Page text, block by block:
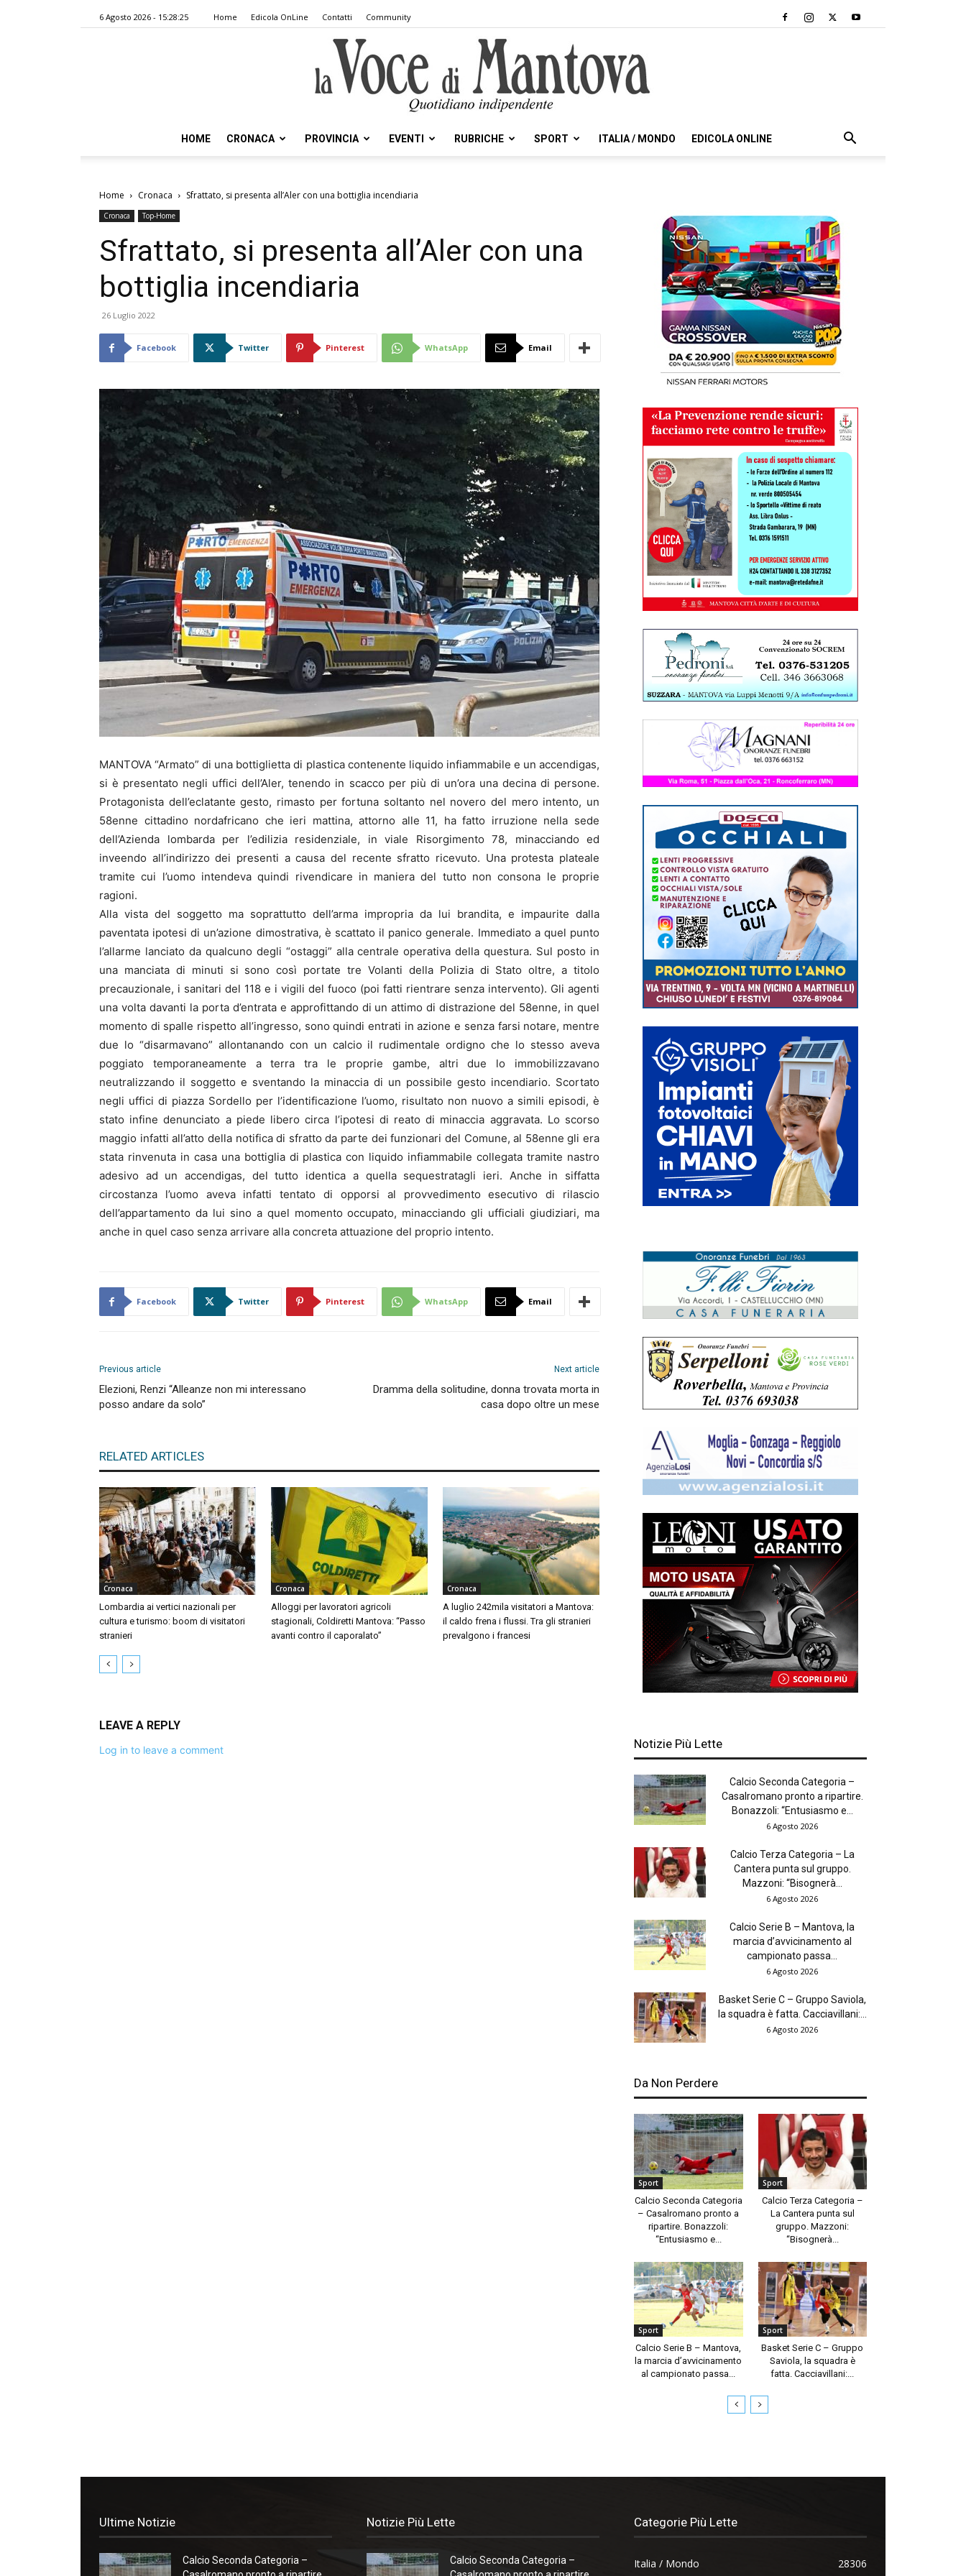
6 Agosto 2026 - 15:28:25 Home Edicola OnLine Contatti Community
Voce
Mantova
HOME CRONACA PROVINCIA EVENTI RUBRICHE SPORT ITALIA / MONDO EDICOLA ONLINE
Home Cronaca Sfrattato, si presenta all’Aler con una bottiglia incendiaria
Cronaca Top-Home
Sfrattato, si presenta all’Aler con una
bottiglia incendiaria
26 Luglio 2022
Facebook Twitter Pinterest WhatsApp Email
MANTOVA “Armato” di una bottiglietta di plastica contenente liquido infiammabile e un accendigas,
si è presentato negli uffici dell’Aler, tenendo in scacco per più di un’ora una decina di persone.
Protagonista dell’eclatante gesto, rimasto per fortuna soltanto nel novero del mero intento, un
58enne cittadino nordafricano che ieri mattina, attorno alle 11, ha fatto irruzione nella sede
dell’Azienda lombarda per l’edilizia residenziale, in viale Risorgimento 78, minacciando ed
inveendo all’indirizzo dei presenti a causa del recente sfratto ricevuto. Una protesta plateale
tramite cui l’uomo intendeva quindi rivendicare in maniera del tutto non consona le proprie
ragioni.
Alla vista del soggetto ma soprattutto dell’arma impropria da lui brandita, e impaurite dalla
paventata ipotesi di un’azione dimostrativa, è scattato il panico generale. Immediato a quel punto
l’allarme lanciato da qualcuno degli “ostaggi” alla centrale operativa della questura. Sul posto in
una manciata di minuti si sono così portate tre Volanti della Polizia di Stato oltre, a titolo
precauzionale, i sanitari del 118 e i vigili del fuoco (poi fatti rientrare senza intervento). Gli agenti
una volta davanti la porta d’entrata e approfittando di un attimo di distrazione del 58enne, in quel
momento di spalle rispetto all’ingresso, sono quindi entrati in azione e senza farsi notare, mentre
due lo “disarmavano” allontanando con un calcio il rudimentale ordigno che lo stesso aveva
poggiato temporaneamente a terra tra le proprie gambe, altri due lo immobilizzavano
neutralizzando il soggetto e sventando la minaccia di un possibile gesto incendiario. Scortato
negli uffici di piazza Sordello per l’identificazione l’uomo, risultato non nuovo a simili episodi, è
stato infine denunciato a piede libero circa l’ipotesi di reato di minaccia aggravata. Lo scorso
maggio infatti all’atto della notifica di sfratto da parte dei funzionari del Comune, al 58enne gli era
stata rinvenuta in casa una bottiglia di plastica con liquido infiammabile collegata tramite nastro
adesivo ad un accendigas, del tutto identica a quella sequestratagli ieri. Anche in siffatta
circostanza l’uomo aveva infatti tentato di opporsi al provvedimento esecutivo di rilascio
dell’appartamento da lui sino a quel momento occupato, minacciando gli ufficiali giudiziari, ma
anche in quel caso senza arrivare alla concreta attuazione del proprio intento.
Facebook Twitter Pinterest WhatsApp Email
Previous article
Elezioni, Renzi “Alleanze non mi interessano
posso andare da solo”
Next article
Dramma della solitudine, donna trovata morta in
casa dopo oltre un mese
RELATED ARTICLES
Cronaca
Lombardia ai vertici nazionali per
cultura e turismo: boom di visitatori
stranieri
Cronaca
Alloggi per lavoratori agricoli
stagionali, Coldiretti Mantova: “Passo
avanti contro il caporalato”
Cronaca
A luglio 242mila visitatori a Mantova:
il caldo frena i flussi. Tra gli stranieri
prevalgono i francesi
LEAVE A REPLY
Log in to leave a comment Notizie Più Lette
Calcio Seconda Categoria –
Casalromano pronto a ripartire.
Bonazzoli: “Entusiasmo e...
6 Agosto 2026
Calcio Terza Categoria – La
Cantera punta sul gruppo.
Mazzoni: “Bisognerà...
6 Agosto 2026
Calcio Serie B – Mantova, la
marcia d’avvicinamento al
campionato passa...
6 Agosto 2026
Basket Serie C – Gruppo Saviola,
la squadra è fatta. Cacciavillani:...
6 Agosto 2026
Da Non Perdere
Sport
Calcio Seconda Categoria
– Casalromano pronto a
ripartire. Bonazzoli:
“Entusiasmo e...
Sport
Calcio Terza Categoria –
La Cantera punta sul
gruppo. Mazzoni:
“Bisognerà...
Sport
Calcio Serie B – Mantova,
la marcia d’avvicinamento
al campionato passa...
Sport
Basket Serie C – Gruppo
Saviola, la squadra è
fatta. Cacciavillani:...
Ultime Notizie
Calcio Seconda Categoria –
Notizie Più Lette
Calcio Seconda Categoria –
Categorie Più Lette
Italia / Mondo 28306